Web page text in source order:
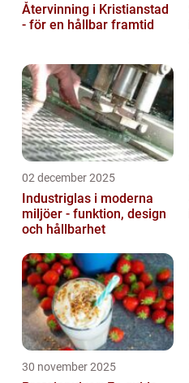
Återvinning i Kristianstad
- för en hållbar framtid
02 december 2025
Industriglas i moderna
miljöer - funktion, design
och hållbarhet
30 november 2025